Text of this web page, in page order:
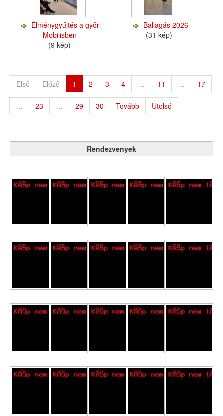
Élménygyűjtés a győri
Mobilisben
(9 kép)
Ballagás 2026
(31 kép)
Első Előző 1 2 3 4 … 11 … 17
… 23 … 29 30 Tovább Utolsó
Rendezvenyek